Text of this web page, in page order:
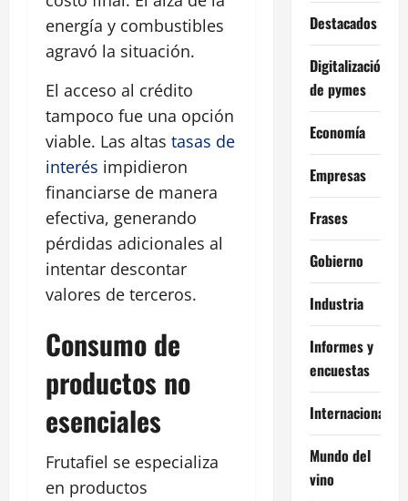
energía y combustibles
agravó la situación.
El acceso al crédito
tampoco fue una opción
viable. Las altas tasas de
interés impidieron
financiarse de manera
efectiva, generando
pérdidas adicionales al
intentar descontar
valores de terceros.
Consumo de
productos no
esenciales
Frutafiel se especializa
en productos
Destacados
Digitalización
de pymes
Economía
Empresas
Frases
Gobierno
Industria
Informes y
encuestas
Internacional
Mundo del
vino